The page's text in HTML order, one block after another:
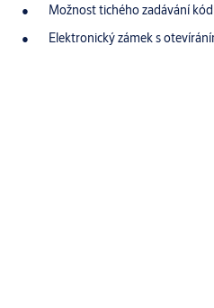
Možnost tichého zadávání
Elektronický zámek s